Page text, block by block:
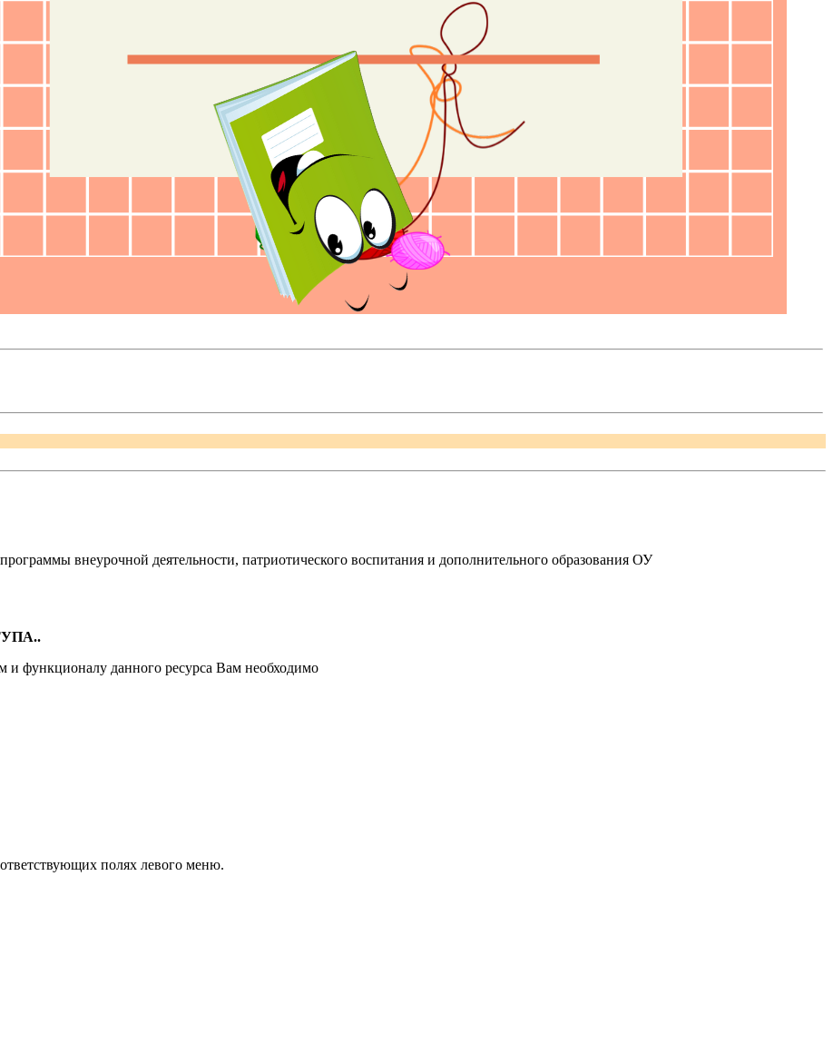
внеурочной деятельности, патриотического воспитания и дополнительного образования ОУ
и функционалу данного ресурса Вам необходимо
полях левого меню.